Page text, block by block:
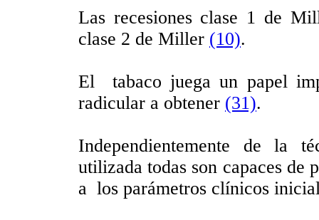
Las recesiones clase 1 de
clase 2 de Miller (10).
El tabaco juega un papel
radicular a obtener (31).
Independientemente de la
utilizada todas son capaces de
a los parámetros clínicos